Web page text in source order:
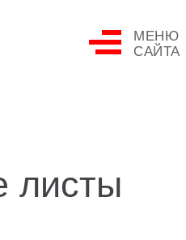
МЕНЮ
САЙТА
листы